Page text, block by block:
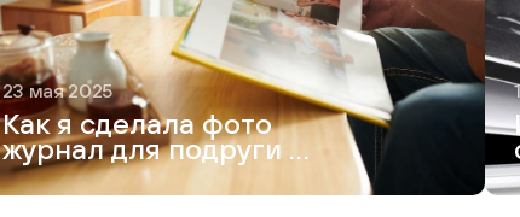
23 мая 2025
Как я сделала фото
журнал для подруги —
и это вышло круче,
чем Vogue